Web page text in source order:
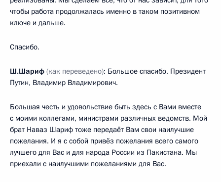
чтобы работа продолжалась именно в таком позитивном
ключе и дальше.
Спасибо.
Ш.Шариф (как переведено): Большое спасибо, Президент
Путин, Владимир Владимирович.
Большая честь и удовольствие быть здесь с Вами вместе
с моими коллегами, министрами различных ведомств. Мой
брат Наваз Шариф тоже передаёт Вам свои наилучшие
пожелания. И я с собой привёз пожелания всего самого
лучшего для Вас и для народа России из Пакистана. Мы
приехали с наилучшими пожеланиями для Вас.